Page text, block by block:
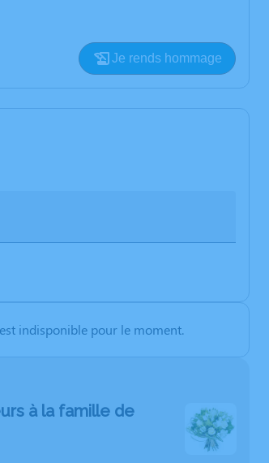
Je rends hommage
indisponible pour le moment.
à la famille de